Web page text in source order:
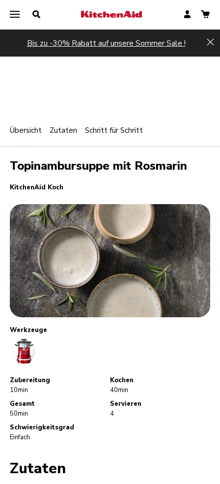
Bis zu -30% Rabatt auf unsere Sommer Sale !
Werkzeuge
CookProcessor
Zubereitung
10min
Kochen
40min
Gesamt
50min
Servieren
4
Schwierigkeitsgrad
Einfach
WARM
Topinambursuppe mit Rosmarin
KitchenAid Koch
Übersicht Zutaten Schritt für Schritt
Zutaten